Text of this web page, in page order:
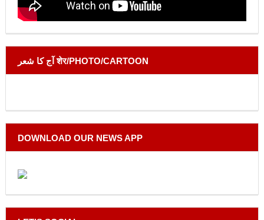
آج کا شعر शेर/PHOTO/CARTOON
DOWNLOAD OUR NEWS APP